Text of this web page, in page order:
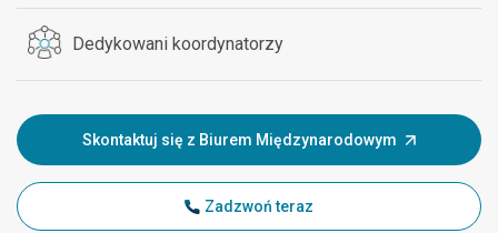
Dedykowani koordynatorzy
Skontaktuj się z Biurem Międzynarodowym
Zadzwoń teraz